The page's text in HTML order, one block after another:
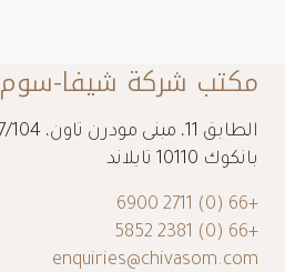
مكتب شركة شيفا-سوم
بانكوك 10110 تايلاند
+66 (0) 2711 6900
+66 (0) 2381 5852
enquiries@chivasom.com